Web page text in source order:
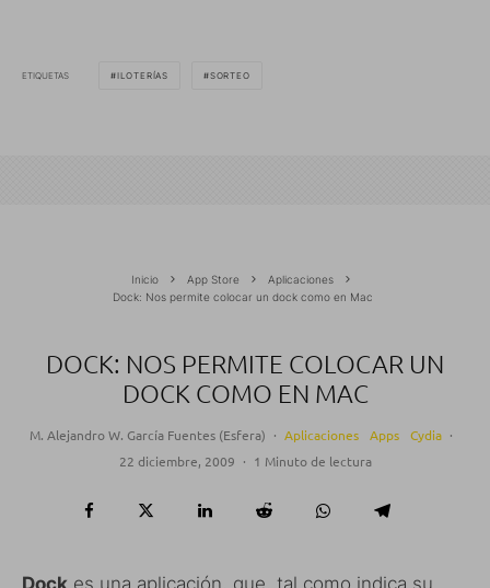
ETIQUETAS ILOTERÍAS SORTEO
Inicio App Store
Aplicaciones
Dock: Nos permite colocar un dock como en Mac
DOCK: NOS PERMITE COLOCAR UN
DOCK COMO EN MAC
M. Alejandro W. García Fuentes (Esfera) · Aplicaciones Apps Cydia ·
22 diciembre, 2009 · 1 Minuto de lectura
Dock es una aplicación, que, tal como indica su